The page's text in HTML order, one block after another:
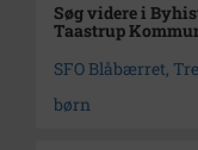
Søg videre i
Taastrup
SFO Blåbærret,
børn